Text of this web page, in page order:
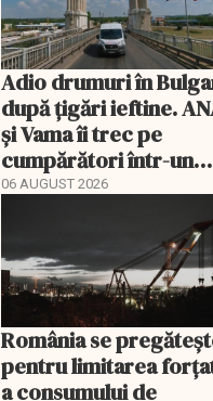
Adio drumuri în
după țigări ieftine.
și Vama îi trec pe
cumpărători într-un
registru electronic
06 AUGUST 2026
România se
pentru limitarea
a consumului de